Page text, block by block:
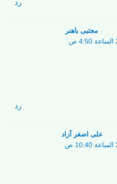
رد
مجتبی باهنر
رد
علی اصغر آزاد